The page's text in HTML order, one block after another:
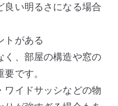
良い明るさになる場合
トがある
く、部屋の構造や窓の
です。
ワイドサッシなどの物